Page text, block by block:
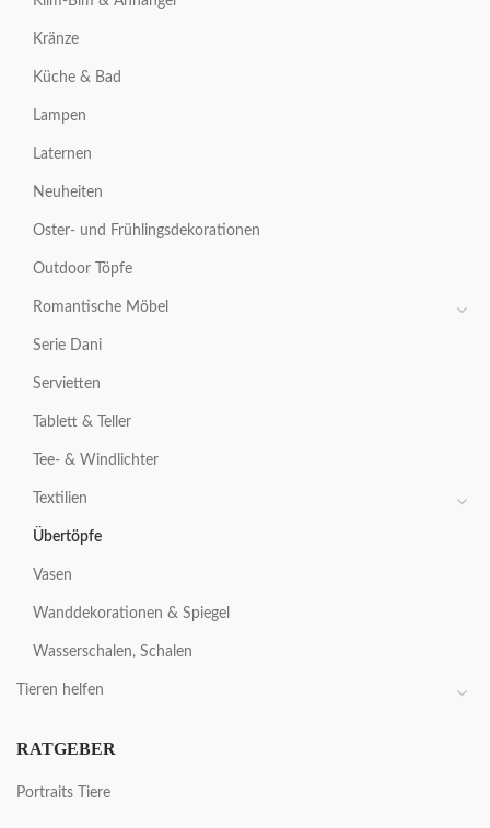
Kränze
Küche & Bad
Lampen
Laternen
Neuheiten
Oster- und Frühlingsdekorationen
Outdoor Töpfe
Romantische Möbel
Serie Dani
Servietten
Tablett & Teller
Tee- & Windlichter
Textilien
Übertöpfe
Vasen
Wanddekorationen & Spiegel
Wasserschalen, Schalen
Tieren helfen
RATGEBER
Portraits Tiere